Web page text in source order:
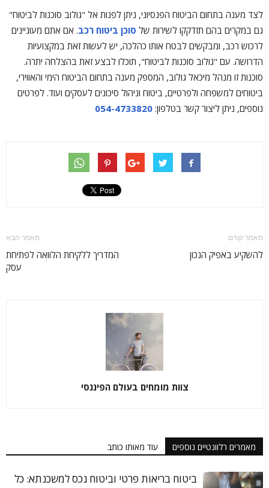
לצד מענה בתחום הביטוח הפנסיוני, ניתן לפנות אל "גולוב סוכנות לביטוח"
גם במקרים בהם תזדקקו לשירות של סוכן ביטוח רכב. אם אתם מעוניינים
לרכוש רכב, ומבקשים לבטח אותו כהלכה, יש לעשות זאת במקצועיות
הדרושה. עם "גולוב סוכנות לביטוח", תוכלו לבצע זאת בהצלחה יתרה.
סוכנות זו מנהל מיכאל גולוב, המספק מענה בתחום הביטוח הימי והאווירי,
ביטוחים למשפחה ולפרטיים, ביטוח וניהול סיכונים לעסקים ועוד. לפרטים
נוספים, ניתן ליצור קשר בטלפון: 054-4733820
מאמר קודם
להשקיע באפיק הנכון
מאמר הבא
המדריך ללקיחת הלוואה לפתיחת
עסק
צוות מומחים בעולם הפיננסי
מאמרים רלוונטיים נוספים עוד מאותו כותב
ביטוח בריאות פרטי וביטוח נכס למשכנתא: כל